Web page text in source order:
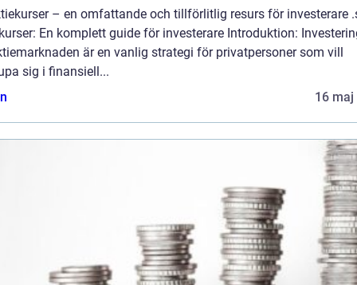
– en omfattande och tillförlitlig resurs för investerare
En komplett guide för investerare Introduktion:
är en vanlig strategi för privatpersoner som vill
sig i finansiell...
16 maj